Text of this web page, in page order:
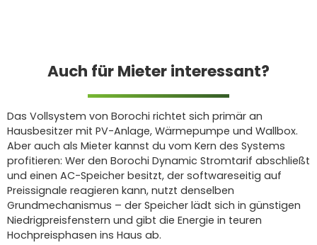
Auch für Mieter interessant?
Das Vollsystem von Borochi richtet sich primär an
Hausbesitzer mit PV-Anlage, Wärmepumpe und Wallbox.
Aber auch als Mieter kannst du vom Kern des Systems
profitieren: Wer den Borochi Dynamic Stromtarif abschließt
und einen AC-Speicher besitzt, der softwareseitig auf
Preissignale reagieren kann, nutzt denselben
Grundmechanismus – der Speicher lädt sich in günstigen
Niedrigpreisfenstern und gibt die Energie in teuren
Hochpreisphasen ins Haus ab.